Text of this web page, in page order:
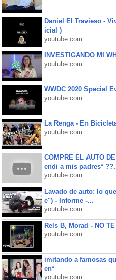
Daniel El Travieso -
icial )
youtube.com
INVESTIGANDO MI
youtube.com
WWDC 2020 Special
youtube.com
La Renga - En
youtube.com
COMPRE EL AUTO
endi a mis padres*
youtube.com
Lavado de auto: lo
e") - Informe -...
youtube.com
Rels B, Morad - NO
youtube.com
imitando a famosas
en*
youtube.com